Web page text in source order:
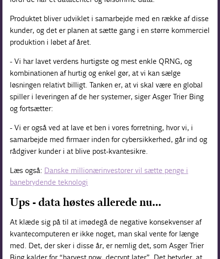
Produktet bliver udviklet i samarbejde med en række af disse
kunder, og det er planen at sætte gang i en større kommerciel
produktion i løbet af året.
- Vi har lavet verdens hurtigste og mest enkle QRNG, og
kombinationen af hurtig og enkel gør, at vi kan sælge
løsningen relativt billigt. Tanken er, at vi skal være en global
spiller i leveringen af de her systemer, siger Asger Trier Bing
og fortsætter:
- Vi er også ved at lave et ben i vores forretning, hvor vi, i
samarbejde med firmaer inden for cybersikkerhed, går ind og
rådgiver kunder i at blive post-kvantesikre.
Læs også: Danske millionærinvestorer vil sætte penge i
banebrydende teknologi
Ups - data høstes allerede nu…
At klæde sig på til at imødegå de negative konsekvenser af
kvantecomputeren er ikke noget, man skal vente for længe
med. Det, der sker i disse år, er nemlig det, som Asger Trier